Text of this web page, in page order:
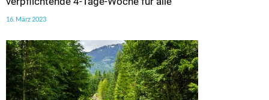
16. März 2023